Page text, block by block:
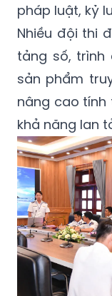
pháp luật, kỷ
Nhiều đội thi
tảng số, trình
sản phẩm
nâng cao tính
khả năng lan